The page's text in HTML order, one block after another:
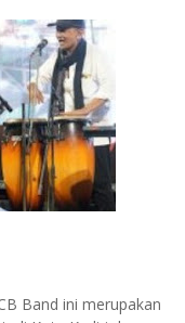
Band ini merupakan